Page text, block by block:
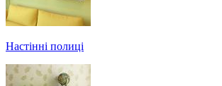
Настінні полиці